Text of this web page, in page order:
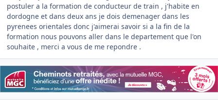
postuler a la formation de conducteur de train , j'habite en
dordogne et dans deux ans je dois demenager dans les
pyrenees orientales donc j'aimerai savoir si a la fin de la
formation nous pouvons aller dans le departement que l'on
souhaite , merci a vous de me repondre .